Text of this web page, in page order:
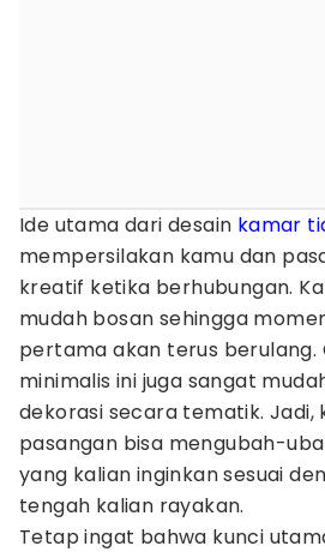
Ide utama dari desain kamar
mempersilakan kamu dan
kreatif ketika berhubungan.
mudah bosan sehingga
pertama akan terus berulang.
minimalis ini juga sangat
dekorasi secara tematik. Jadi,
pasangan bisa mengubah-
yang kalian inginkan sesuai
tengah kalian rayakan.
Tetap ingat bahwa kunci